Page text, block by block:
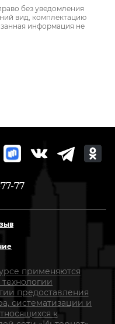
без уведомления
вид, комплектацию
информация не
77
применяются
предоставления
систематизации и
к